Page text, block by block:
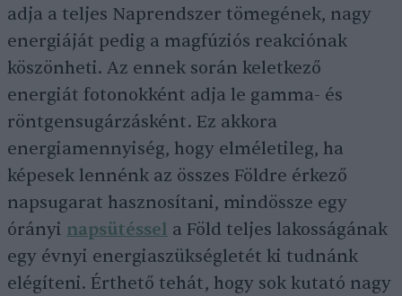
adja a teljes Naprendszer tömegének, nagy
energiáját pedig a magfúziós reakciónak
köszönheti. Az ennek során keletkező
energiát fotonokként adja le gamma- és
röntgensugárzásként. Ez akkora
energiamennyiség, hogy elméletileg, ha
képesek lennénk az összes Földre érkező
napsugarat hasznosítani, mindössze egy
órányi napsütéssel a Föld teljes lakosságának
egy évnyi energiaszükségletét ki tudnánk
elégíteni. Érthető tehát, hogy sok kutató nagy